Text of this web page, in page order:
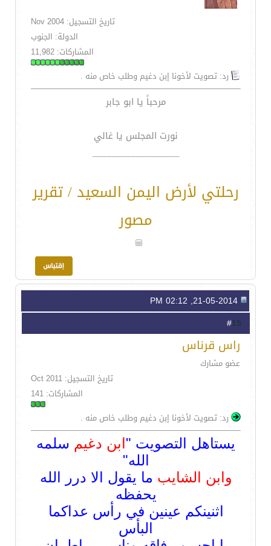
تاريخ التسجيل: Nov 2004
الدولة: الجنوب
المشاركات: 11,982
رد: تصويت لأخونا إبن دغيم وطلب خاص منه .
مرحباً يا ابو جابر
نورت المجلس يا غالي
__________________
رحلتي لأرض اليمن السعيد / تقرير
مصور
15
راس قرناس
عضو مشارك
تاريخ التسجيل: Oct 2011
المشاركات: 141
رد: تصويت لأخونا إبن دغيم وطلب خاص منه .
يستاهل التصويت " ابن دغيم سلمه
الله"
وابن الشايب ما يقول الا درر الله
يحفظه
اثنينكم عينين في رأس عداكما
البأس